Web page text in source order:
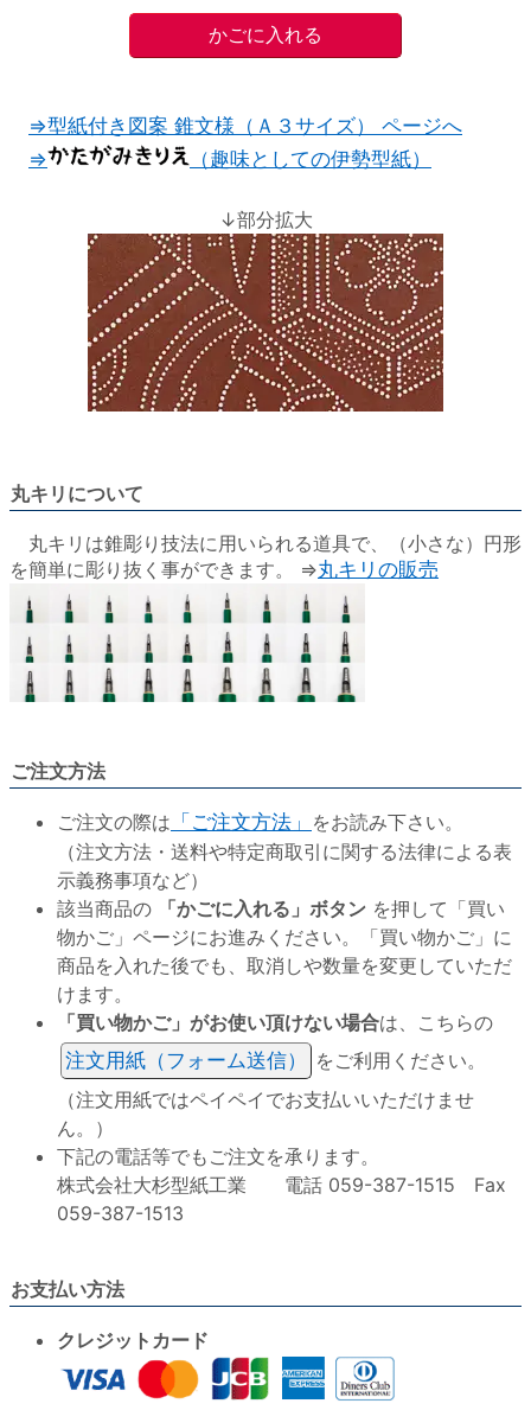
⇒型紙付き図案 錐文様（Ａ３サイズ） ページへ
⇒
（趣味としての伊勢型紙）
↓部分拡大
丸キリについて
丸キリは錐彫り技法に用いられる道具で、（小さな）円形
を簡単に彫り抜く事ができます。 ⇒丸キリの販売
ご注文方法
ご注文の際は 「ご注文方法」 をお読み下さい。
（注文方法・送料や特定商取引に関する法律による表
示義務事項など）
該当商品の
「かごに入れる」ボタン を押して「買い
物かご」ページにお進みください。「買い物かご」に
商品を入れた後でも、取消しや数量を変更していただ
けます。
「買い物かご」がお使い頂けない場合は、こちらの
注文用紙（フォーム送信）
をご利用ください。
（注文用紙ではペイペイでお支払いいただけませ
ん。）
下記の電話等でもご注文を承ります。
株式会社大杉型紙工業 電話 059-387-1515 Fax
059-387-1513
お支払い方法
クレジットカード